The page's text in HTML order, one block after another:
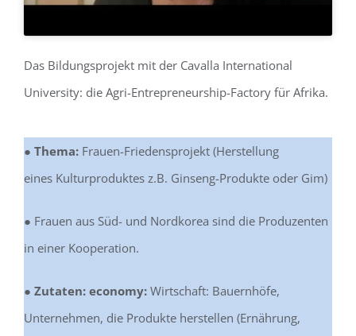
Das Bildungsprojekt mit der Cavalla International
University: die Agri-Entrepreneurship-Factory für Afrika.
● Thema: Frauen-Friedensprojekt (Herstellung
eines Kulturproduktes z.B. Ginseng-Produkte oder Gim)
● Frauen aus Süd- und Nordkorea sind die Produzenten
in einer Kooperation.
● Zutaten: economy: Wirtschaft: Bauernhöfe,
Unternehmen, die Produkte herstellen (Ernährung,